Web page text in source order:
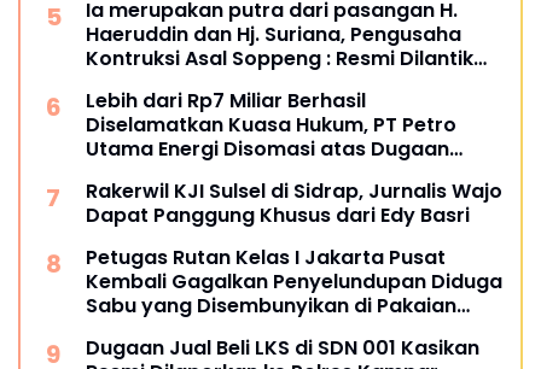
Ia merupakan putra dari pasangan H.
Haeruddin dan Hj. Suriana, Pengusaha
Kontruksi Asal Soppeng : Resmi Dilantik
Lebih dari Rp7 Miliar Berhasil
Diselamatkan Kuasa Hukum, PT Petro
Utama Energi Disomasi atas Dugaan
Rakerwil KJI Sulsel di Sidrap, Jurnalis Wajo
Dapat Panggung Khusus dari Edy Basri
Petugas Rutan Kelas I Jakarta Pusat
Kembali Gagalkan Penyelundupan Diduga
Sabu yang Disembunyikan di Pakaian
Dugaan Jual Beli LKS di SDN 001 Kasikan